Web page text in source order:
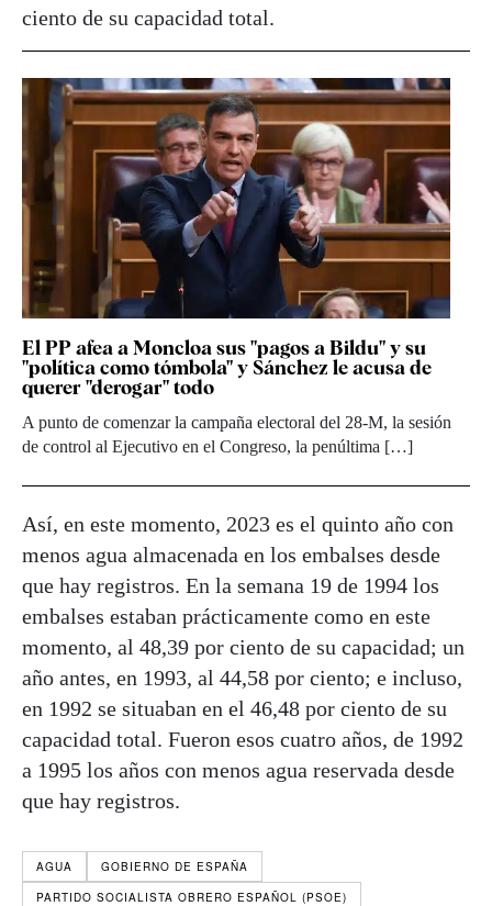
ciento de su capacidad total.
El PP afea a Moncloa sus "pagos a Bildu" y su
"política como tómbola" y Sánchez le acusa de
querer "derogar" todo
A punto de comenzar la campaña electoral del 28-M, la sesión
de control al Ejecutivo en el Congreso, la penúltima […]
Así, en este momento, 2023 es el quinto año con
menos agua almacenada en los embalses desde
que hay registros. En la semana 19 de 1994 los
embalses estaban prácticamente como en este
momento, al 48,39 por ciento de su capacidad; un
año antes, en 1993, al 44,58 por ciento; e incluso,
en 1992 se situaban en el 46,48 por ciento de su
capacidad total. Fueron esos cuatro años, de 1992
a 1995 los años con menos agua reservada desde
que hay registros.
AGUA
GOBIERNO DE ESPAÑA
PARTIDO SOCIALISTA OBRERO ESPAÑOL (PSOE)